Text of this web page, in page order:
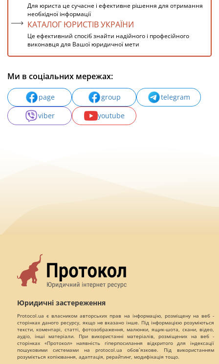
Для юриста це сучасне і ефективне рішення для отримання
необхідної інформації
КАТАЛОГ ЮРИСТІВ УКРАЇНИ
Це ефективний спосіб знайти надійного і професійного
виконавця для Вашої юридичної мети
Ми в соціальних мережах:
page group
telegram
viber
youtube
Юридичні застереження
Protocol.ua є власником авторських прав на інформацію, розміщену на веб -
сторінках даного ресурсу, якщо не вказано інше. Під інформацією розуміються
тексти, коментарі, статті, фотозображення, малюнки, ящик-шота, скани, відео,
аудіо, інші матеріали. При використанні матеріалів, розміщених на веб -
сторінках «Протокол» наявність гіперпосилання відкритого для індексації
пошуковими системами на protocol.ua обов`язкове. Під використанням
розуміється копіювання, адаптація, рерайтинг, модифікація тощо.